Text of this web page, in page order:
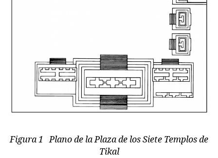
Figura 1 Plano de la Plaza de los Siete Templos de
Tikal